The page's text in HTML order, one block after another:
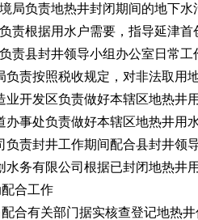
局负责地热井封闭期间的地下水
责根据用水户需要，指导延津
责县封井领导小组办公室日常
负责按照税收规定，对非法取用
业开发区负责做好本辖区地热井
办事处负责做好本辖区地热井用
负责封井工作期间配合县封井领
水务有限公司根据已封闭地热井
配合工作
合有关部门据实核查登记地热